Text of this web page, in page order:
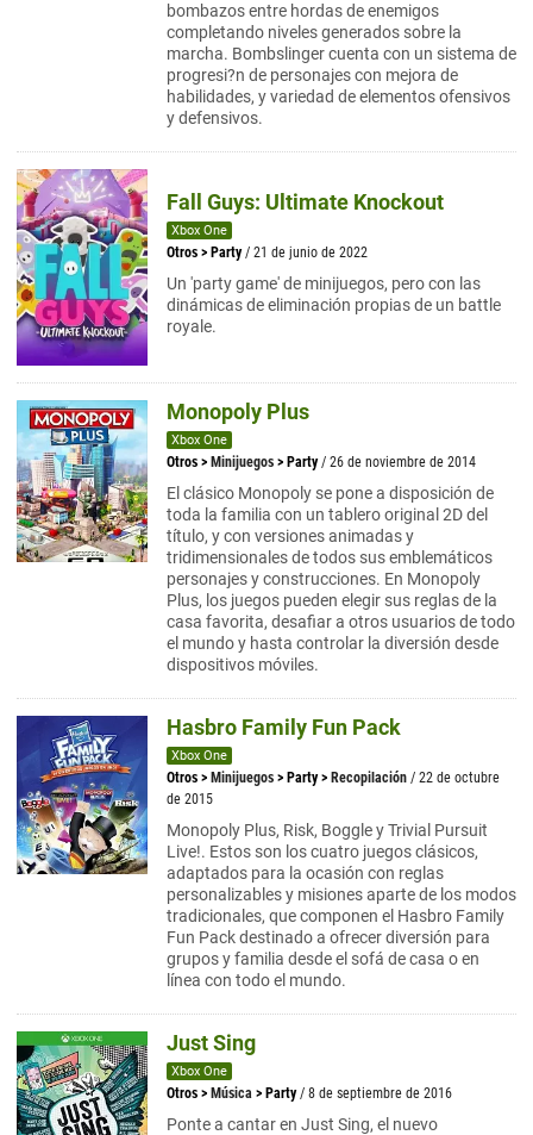
bombazos entre hordas de enemigos
completando niveles generados sobre la
marcha. Bombslinger cuenta con un sistema de
progresi?n de personajes con mejora de
habilidades, y variedad de elementos ofensivos
y defensivos.
Fall Guys: Ultimate Knockout
Xbox One
Otros > Party / 21 de junio de 2022
Un 'party game' de minijuegos, pero con las
dinámicas de eliminación propias de un battle
royale.
Monopoly Plus
Xbox One
Otros > Minijuegos > Party / 26 de noviembre de 2014
El clásico Monopoly se pone a disposición de
toda la familia con un tablero original 2D del
título, y con versiones animadas y
tridimensionales de todos sus emblemáticos
personajes y construcciones. En Monopoly
Plus, los juegos pueden elegir sus reglas de la
casa favorita, desafiar a otros usuarios de todo
el mundo y hasta controlar la diversión desde
dispositivos móviles.
Hasbro Family Fun Pack
Xbox One
Otros > Minijuegos > Party> Recopilación / 22 de octubre
de 2015
Monopoly Plus, Risk, Boggle y Trivial Pursuit
Live!. Estos son los cuatro juegos clásicos,
adaptados para la ocasión con reglas
personalizables y misiones aparte de los modos
tradicionales, que componen el Hasbro Family
Fun Pack destinado a ofrecer diversión para
grupos y familia desde el sofá de casa o en
línea con todo el mundo.
Just Sing
Xbox One
Otros > Música > Party / 8 de septiembre de 2016
Ponte a cantar en Just Sing, el nuevo